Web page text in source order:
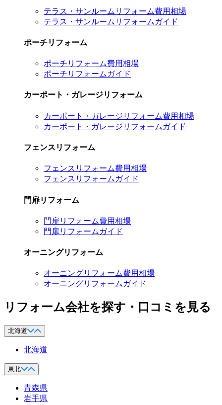
テラス・サンルームリフォーム費用相場
テラス・サンルームリフォームガイド
ポーチリフォーム
ポーチリフォーム費用相場
ポーチリフォームガイド
カーポート・ガレージリフォーム
カーポート・ガレージリフォーム費用相場
カーポート・ガレージリフォームガイド
フェンスリフォーム
フェンスリフォーム費用相場
フェンスリフォームガイド
門扉リフォーム
門扉リフォーム費用相場
門扉リフォームガイド
オーニングリフォーム
オーニングリフォーム費用相場
オーニングリフォームガイド
リフォーム会社を探す・口コミを見る
北海道
北海道
東北
青森県
岩手県